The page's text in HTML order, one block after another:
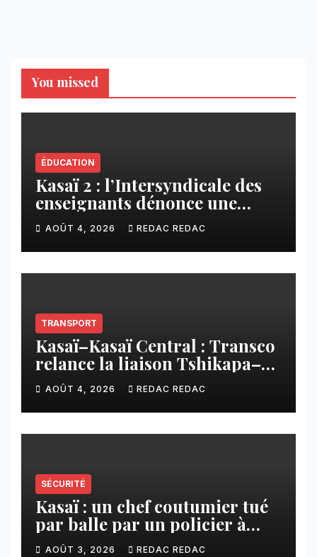
You missed
ÉDUCATION
Kasaï 2 : l’Intersyndicale des
enseignants dénonce une
contribution financière
imposée aux écoles de la
CNCA
AOÛT 4, 2026 REDAC REDAC
TRANSPORT
Kasaï–Kasaï Central : Transco
relance la liaison Tshikapa–
Tshiamu pour faciliter les
échanges
AOÛT 4, 2026 REDAC REDAC
SÉCURITÉ
Kasaï : un chef coutumier tué
par balle par un policier à
Kamuesha, la tension monte
AOÛT 3, 2026 REDAC REDAC